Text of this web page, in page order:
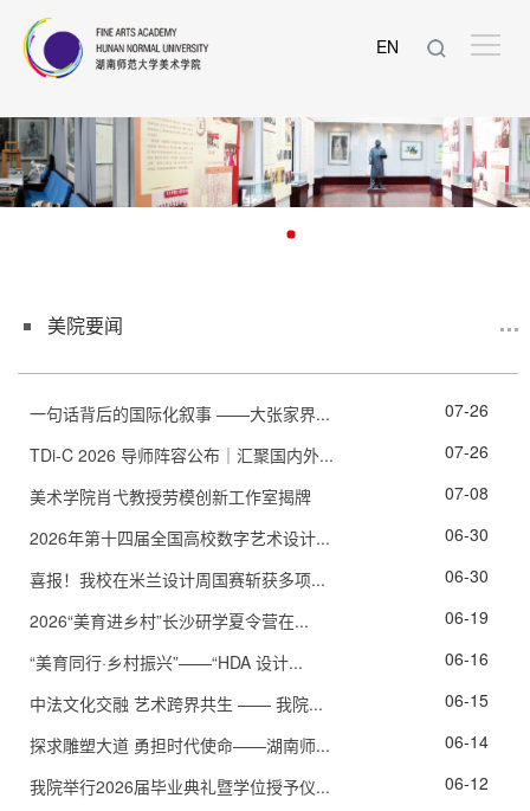
EN
美院要闻
一句话背后的国际化叙事 ——大张家界...
07-26
TDi-C 2026 导师阵容公布｜汇聚国内外...
07-26
美术学院肖弋教授劳模创新工作室揭牌
07-08
2026年第十四届全国高校数字艺术设计...
06-30
喜报！我校在米兰设计周国赛斩获多项...
06-30
2026“美育进乡村”长沙研学夏令营在...
06-19
“美育同行·乡村振兴”——“HDA 设计...
06-16
中法文化交融 艺术跨界共生 —— 我院...
06-15
探求雕塑大道 勇担时代使命——湖南师...
06-14
我院举行2026届毕业典礼暨学位授予仪...
06-12